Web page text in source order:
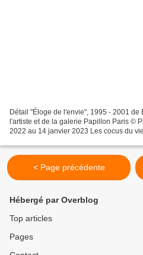
Détail "Éloge de l'envie", 1995 - 2001 de
l'artiste et de la galerie Papillon Paris ©
2022 au 14 janvier 2023 Les cocus du
< Page précédente
Hébergé par Overblog
Top articles
Pages